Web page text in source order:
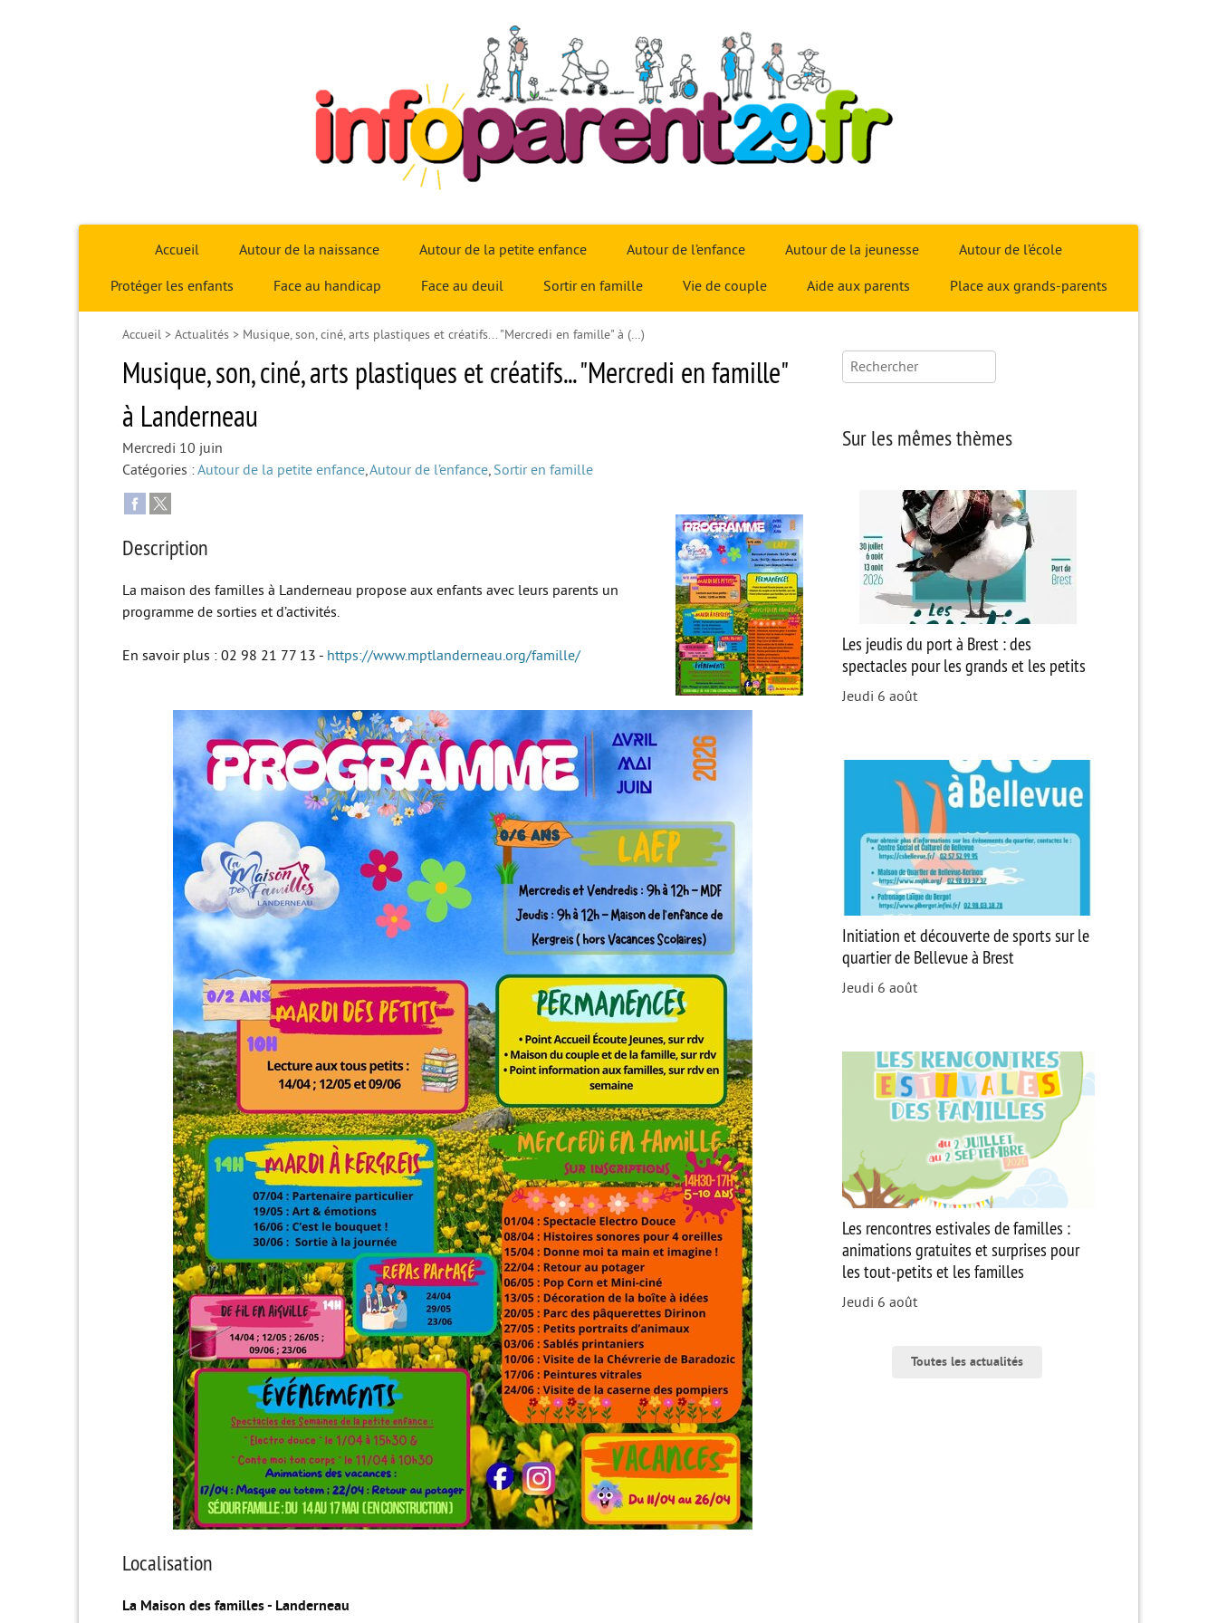
Infoparent29
Accueil Autour de la naissance Autour de la petite enfance Autour de l’enfance Autour de la jeunesse Autour de l’école
Protéger les enfants Face au handicap Face au deuil Sortir en famille Vie de couple Aide aux parents Place aux grands-parents
Accueil > Actualités > Musique, son, ciné, arts plastiques et créatifs... "Mercredi en famille" à (…)
Musique, son, ciné, arts plastiques et créatifs... "Mercredi en famille"
à Landerneau
Mercredi 10 juin
Catégories :Autour de la petite enfance,Autour de l’enfance, Sortir en famille
Description
La maison des familles à Landerneau propose aux enfants avec leurs parents un
programme de sorties et d’activités.
En savoir plus : 02 98 21 77 13 - https://www.mptlanderneau.org/famille/
Localisation
La Maison des familles - Landerneau
Rechercher :
Sur les mêmes thèmes
Les jeudis du port à Brest : des
spectacles pour les grands et les petits
Jeudi 6 août
Initiation et découverte de sports sur le
quartier de Bellevue à Brest
Jeudi 6 août
Les rencontres estivales de familles :
animations gratuites et surprises pour
les tout-petits et les familles
Jeudi 6 août
Toutes les actualités